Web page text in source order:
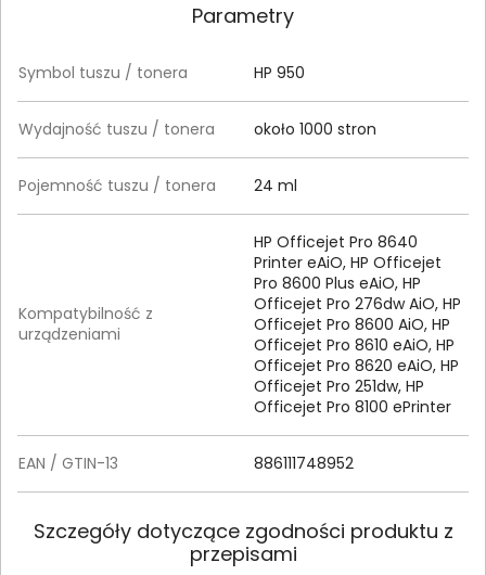
Parametry
Symbol tuszu / tonera HP 950
Wydajność tuszu / tonera około 1000 stron
Pojemność tuszu / tonera 24 ml
Kompatybilność z
urządzeniami
HP Officejet Pro 8640
Printer eAiO, HP Officejet
Pro 8600 Plus eAiO, HP
Officejet Pro 276dw AiO, HP
Officejet Pro 8600 AiO, HP
Officejet Pro 8610 eAiO, HP
Officejet Pro 8620 eAiO, HP
Officejet Pro 251dw, HP
Officejet Pro 8100 ePrinter
EAN / GTIN-13 886111748952
Szczegóły dotyczące zgodności produktu z
przepisami